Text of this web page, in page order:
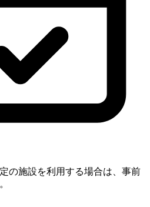
の施設を利用する場合は、事前